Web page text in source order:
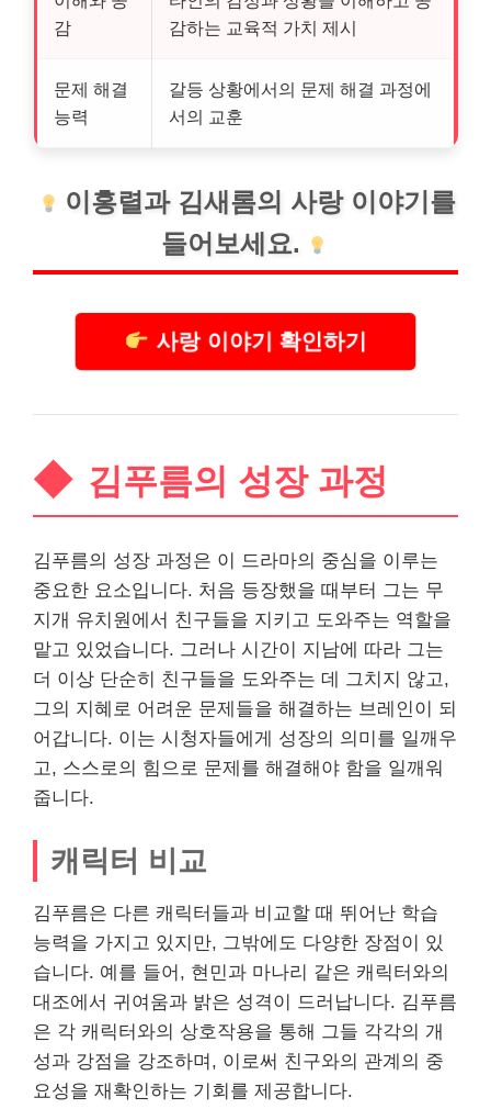
감
감하는 교육적 가치 제시
문제 해결
능력
갈등 상황에서의 문제 해결 과정에
서의 교훈
이홍렬과 김새롬의 사랑 이야기를
들어보세요.
사랑 이야기 확인하기
김푸름의 성장 과정
김푸름의 성장 과정은 이 드라마의 중심을 이루는
중요한 요소입니다. 처음 등장했을 때부터 그는 무
지개 유치원에서 친구들을 지키고 도와주는 역할을
맡고 있었습니다. 그러나 시간이 지남에 따라 그는
더 이상 단순히 친구들을 도와주는 데 그치지 않고,
그의 지혜로 어려운 문제들을 해결하는 브레인이 되
어갑니다. 이는 시청자들에게 성장의 의미를 일깨우
고, 스스로의 힘으로 문제를 해결해야 함을 일깨워
줍니다.
캐릭터 비교
김푸름은 다른 캐릭터들과 비교할 때 뛰어난 학습
능력을 가지고 있지만, 그밖에도 다양한 장점이 있
습니다. 예를 들어, 현민과 마나리 같은 캐릭터와의
대조에서 귀여움과 밝은 성격이 드러납니다. 김푸름
은 각 캐릭터와의 상호작용을 통해 그들 각각의 개
성과 강점을 강조하며, 이로써 친구와의 관계의 중
요성을 재확인하는 기회를 제공합니다.